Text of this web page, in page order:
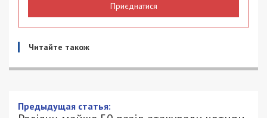
Приєднатися
Читайте також
Росіяни майже 50 разів атакували